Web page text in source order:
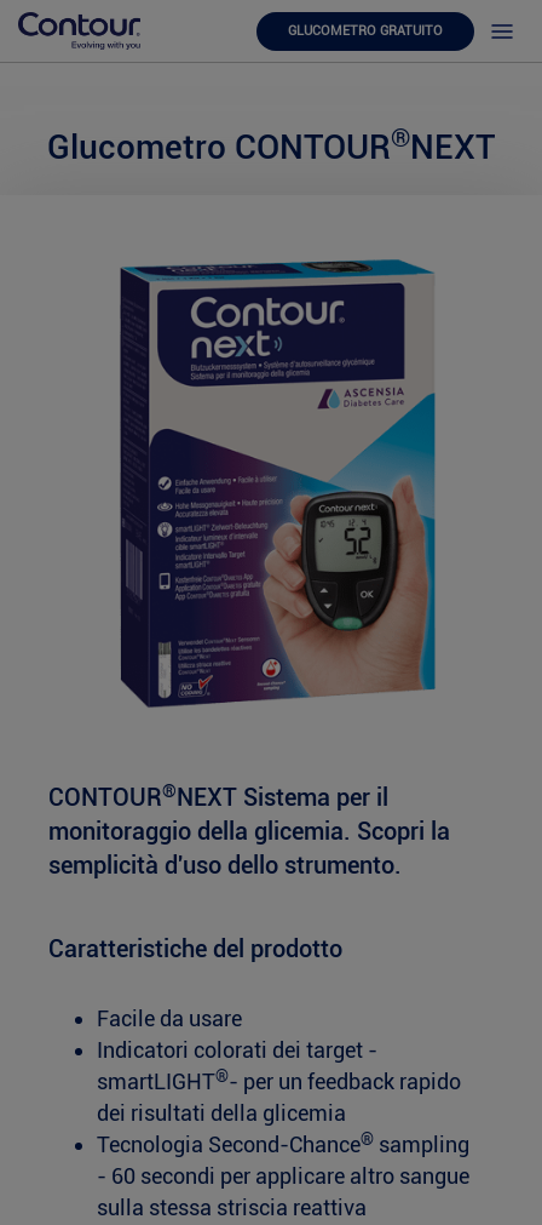
GLUCOMETRO GRATUITO
Glucometro CONTOUR®NEXT
CONTOUR® NEXT Sistema per il
monitoraggio della glicemia. Scopri la
semplicità d'uso dello strumento.
Caratteristiche del prodotto
Facile da usare
Indicatori colorati dei target -
smartLIGHT®- per un feedback rapido
dei risultati della glicemia
Tecnologia Second-Chance® sampling
- 60 secondi per applicare altro sangue
sulla stessa striscia reattiva